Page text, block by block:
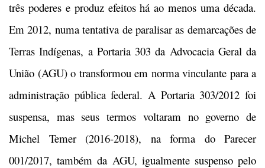
três poderes e produz efeitos há ao menos uma década.
Em 2012, numa tentativa de paralisar as demarcações de
Terras Indígenas, a Portaria 303 da Advocacia Geral da
União (AGU) o transformou em norma vinculante para a
administração pública federal. A Portaria 303/2012 foi
suspensa, mas seus termos voltaram no governo de
Michel Temer (2016-2018), na forma do Parecer
001/2017, também da AGU, igualmente suspenso pelo